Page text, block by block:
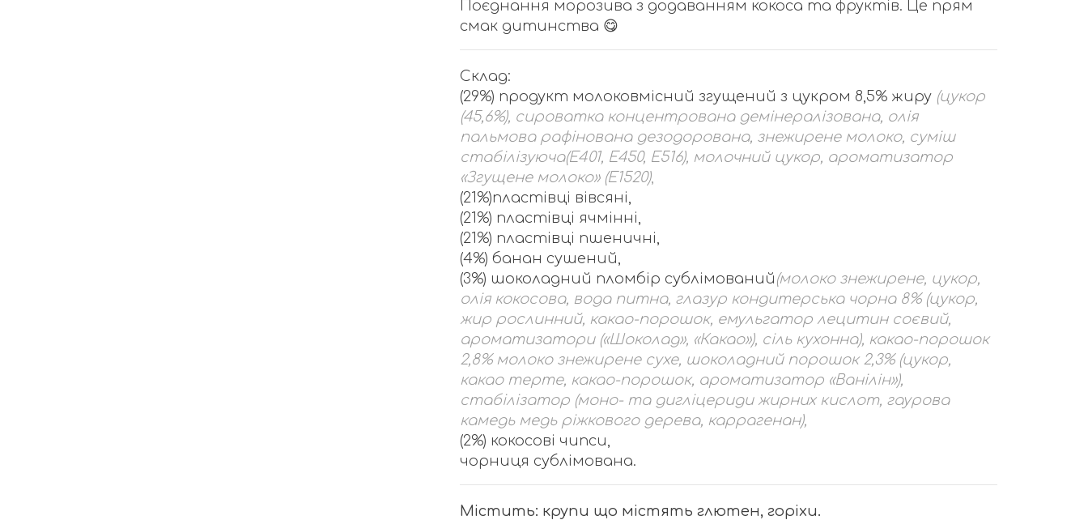
Поєднання морозива з додаванням кокоса та фруктів. Це прям
смак дитинства 😋
Склад:
(29%) продукт молоковмісний згущений з цукром 8,5% жиру (цукор
(45,6%), сироватка концентрована демінералізована, олія
пальмова рафінована дезодорована, знежирене молоко, суміш
стабілізуюча(Е401, Е450, Е516), молочний цукор, ароматизатор
«Згущене молоко» (Е1520),
(21%)пластівці вівсяні,
(21%) пластівці ячмінні,
(21%) пластівці пшеничні,
(4%) банан сушений,
(3%) шоколадний пломбір сублімований (молоко знежирене, цукор,
олія кокосова, вода питна, глазур кондитерська чорна 8% (цукор,
жир рослинний, какао-порошок, емульгатор лецитин соєвий,
ароматизатори («Шоколад», «Какао»), сіль кухонна), какао-порошок
2,8% молоко знежирене сухе, шоколадний порошок 2,3% (цукор,
какао терте, какао-порошок, ароматизатор «Ванілін»),
стабілізатор (моно- та дигліцериди жирних кислот, гаурова
камедь медь ріжкового дерева, каррагенан),
(2%) кокосові чипси,
чорниця сублімована.
Містить: крупи що містять глютен, горіхи.